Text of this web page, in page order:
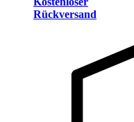
Rückversand